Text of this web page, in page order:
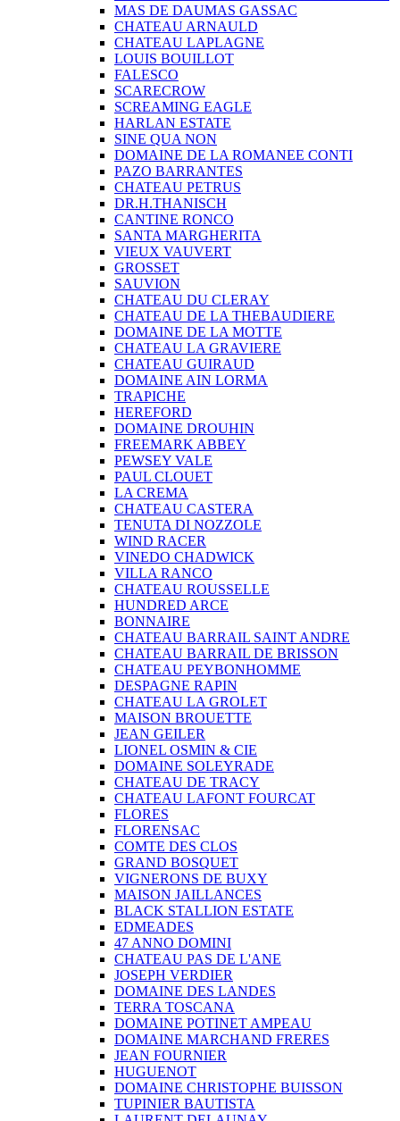
MAS DE DAUMAS GASSAC
CHATEAU ARNAULD
CHATEAU LAPLAGNE
LOUIS BOUILLOT
FALESCO
SCARECROW
SCREAMING EAGLE
HARLAN ESTATE
SINE QUA NON
DOMAINE DE LA ROMANEE CONTI
PAZO BARRANTES
CHATEAU PETRUS
DR.H.THANISCH
CANTINE RONCO
SANTA MARGHERITA
VIEUX VAUVERT
GROSSET
SAUVION
CHATEAU DU CLERAY
CHATEAU DE LA THEBAUDIERE
DOMAINE DE LA MOTTE
CHATEAU LA GRAVIERE
CHATEAU GUIRAUD
DOMAINE AIN LORMA
TRAPICHE
HEREFORD
DOMAINE DROUHIN
FREEMARK ABBEY
PEWSEY VALE
PAUL CLOUET
LA CREMA
CHATEAU CASTERA
TENUTA DI NOZZOLE
WIND RACER
VINEDO CHADWICK
VILLA RANCO
CHATEAU ROUSSELLE
HUNDRED ARCE
BONNAIRE
CHATEAU BARRAIL SAINT ANDRE
CHATEAU BARRAIL DE BRISSON
CHATEAU PEYBONHOMME
DESPAGNE RAPIN
CHATEAU LA GROLET
MAISON BROUETTE
JEAN GEILER
LIONEL OSMIN & CIE
DOMAINE SOLEYRADE
CHATEAU DE TRACY
CHATEAU LAFONT FOURCAT
FLORES
FLORENSAC
COMTE DES CLOS
GRAND BOSQUET
VIGNERONS DE BUXY
MAISON JAILLANCES
BLACK STALLION ESTATE
EDMEADES
47 ANNO DOMINI
CHATEAU PAS DE L'ANE
JOSEPH VERDIER
DOMAINE DES LANDES
TERRA TOSCANA
DOMAINE POTINET AMPEAU
DOMAINE MARCHAND FRERES
JEAN FOURNIER
HUGUENOT
DOMAINE CHRISTOPHE BUISSON
TUPINIER BAUTISTA